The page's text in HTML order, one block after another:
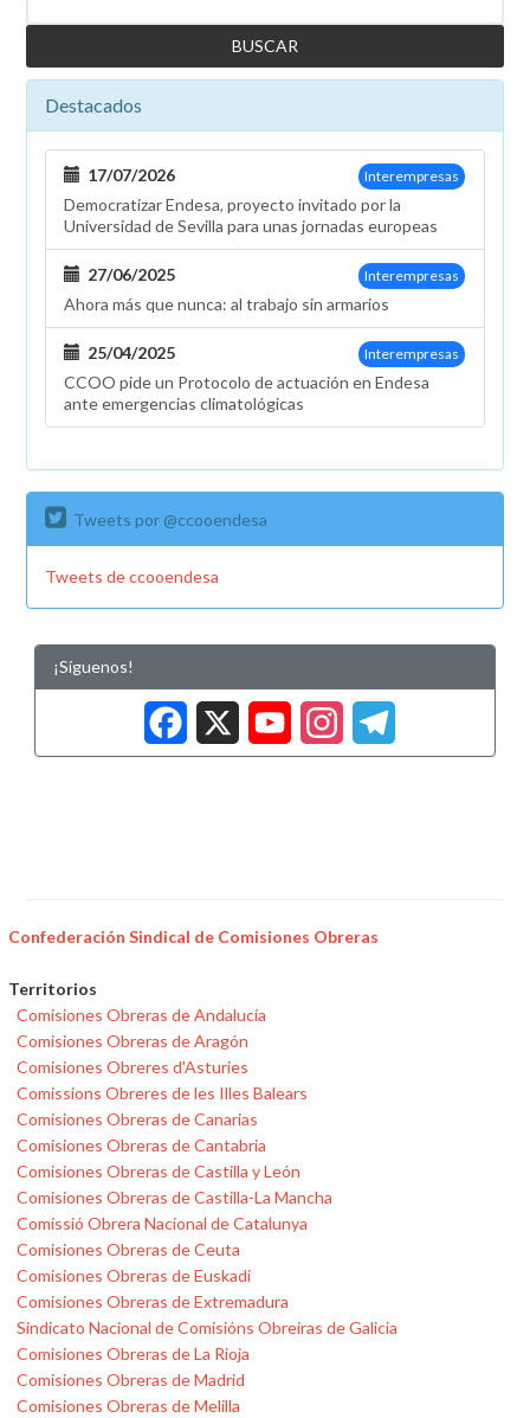
Destacados
Interempresas
17/07/2026
Democratizar Endesa, proyecto invitado por la
Universidad de Sevilla para unas jornadas europeas
Interempresas
27/06/2025
Ahora más que nunca: al trabajo sin armarios
Interempresas
25/04/2025
CCOO pide un Protocolo de actuación en Endesa
ante emergencias climatológicas
Tweets por @ccooendesa
Tweets de ccooendesa
¡Síguenos!
Facebook
X
Confederación Sindical de Comisiones Obreras
Territorios
Comisiones Obreras de Andalucía
Comisiones Obreras de Aragón
Comisiones Obreres d'Asturies
Comissions Obreres de les Illes Balears
Comisiones Obreras de Canarias
Comisiones Obreras de Cantabria
Comisiones Obreras de Castilla y León
Comisiones Obreras de Castilla-La Mancha
Comissió Obrera Nacional de Catalunya
Comisiones Obreras de Ceuta
Comisiones Obreras de Euskadi
Comisiones Obreras de Extremadura
Sindicato Nacional de Comisións Obreiras de Galicia
Comisiones Obreras de La Rioja
Comisiones Obreras de Madrid
Comisiones Obreras de Melilla